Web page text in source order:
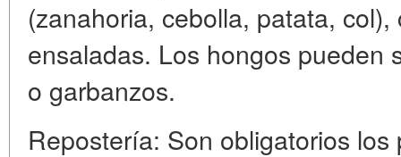
(zanahoria, cebolla, patata,
ensaladas. Los hongos pueden
o garbanzos.
Repostería: Son obligatorios